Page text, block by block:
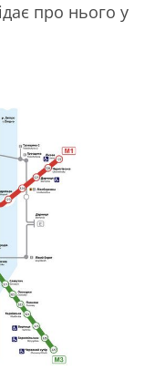
про нього у